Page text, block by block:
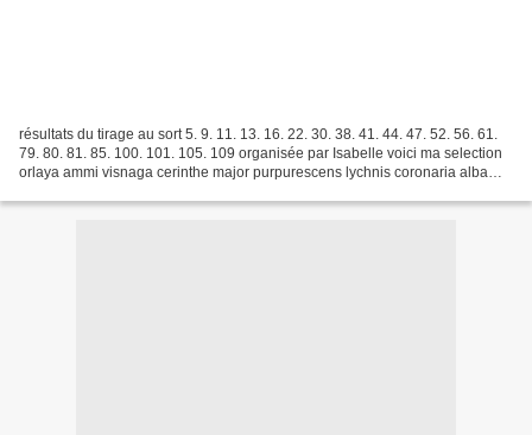
résultats du tirage au sort 5. 9. 11. 13. 16. 22. 30. 38. 41. 44. 47. 52. 56. 61.
79. 80. 81. 85. 100. 101. 105. 109 organisée par Isabelle voici ma selection
orlaya ammi visnaga cerinthe major purpurescens lychnis coronaria alba